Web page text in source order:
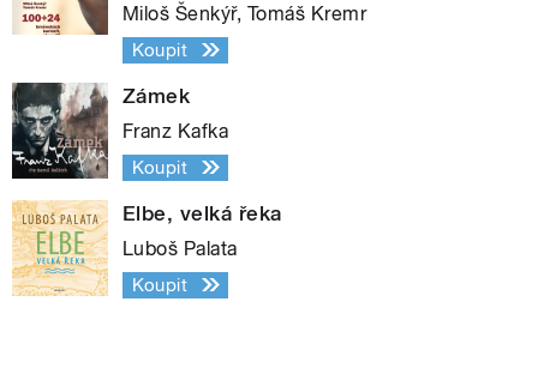
Miloš Šenkýř, Tomáš Kremr
Koupit
Zámek
Franz Kafka
Koupit
Elbe, velká řeka
Luboš Palata
Koupit